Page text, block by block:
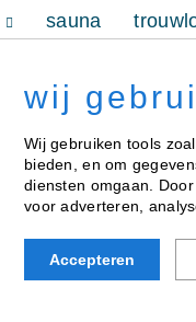
sauna
wij
Wij gebruiken tools
bieden, en om
diensten omgaan.
voor adverteren,
Accepteren